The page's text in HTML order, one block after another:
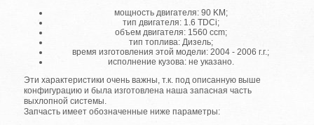
мощность двигателя: 90 KM;
тип двигателя: 1.6 TDCi;
объем двигателя: 1560 ccm;
тип топлива: Дизель;
время изготовления этой модели: 2004 - 2006 г.г.;
исполнение кузова: не указано.
Эти характеристики очень важны, т.к. под описанную выше
конфигурацию и была изготовлена наша запасная часть
выхлопной системы.
Запчасть имеет обозначенные ниже параметры: